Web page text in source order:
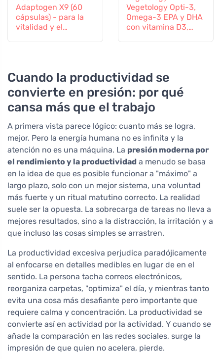
Adaptogen X9 (60
cápsulas) - para la
vitalidad y el
Vegetology Opti-3,
Omega-3 EPA y DHA
con vitamina D3,
Cuando la productividad se
convierte en presión: por qué
cansa más que el trabajo
A primera vista parece lógico: cuanto más se logra,
mejor. Pero la energía humana no es infinita y la
atención no es una máquina. La presión moderna por
el rendimiento y la productividad a menudo se basa
en la idea de que es posible funcionar a "máximo" a
largo plazo, solo con un mejor sistema, una voluntad
más fuerte y un ritual matutino correcto. La realidad
suele ser la opuesta. La sobrecarga de tareas no lleva a
mejores resultados, sino a la distracción, la irritación y a
que incluso las cosas simples se arrastren.
La productividad excesiva perjudica paradójicamente
al enfocarse en detalles medibles en lugar de en el
sentido. La persona tacha correos electrónicos,
reorganiza carpetas, "optimiza" el día, y mientras tanto
evita una cosa más desafiante pero importante que
requiere calma y concentración. La productividad se
convierte así en actividad por la actividad. Y cuando se
añade la comparación en las redes sociales, surge la
impresión de que quien no acelera, pierde.